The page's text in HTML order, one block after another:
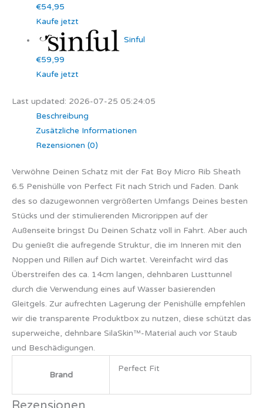
€54,95
Kaufe jetzt
Sinful
€59,99
Kaufe jetzt
Last updated: 2026-07-25 05:24:05
Beschreibung
Zusätzliche Informationen
Rezensionen (0)
Verwöhne Deinen Schatz mit der Fat Boy Micro Rib Sheath
6.5 Penishülle von Perfect Fit nach Strich und Faden. Dank
des so dazugewonnen vergrößerten Umfangs Deines besten
Stücks und der stimulierenden Microrippen auf der
Außenseite bringst Du Deinen Schatz voll in Fahrt. Aber auch
Du genießt die aufregende Struktur, die im Inneren mit den
Noppen und Rillen auf Dich wartet. Vereinfacht wird das
Überstreifen des ca. 14cm langen, dehnbaren Lusttunnel
durch die Verwendung eines auf Wasser basierenden
Gleitgels. Zur aufrechten Lagerung der Penishülle empfehlen
wir die transparente Produktbox zu nutzen, diese schützt das
superweiche, dehnbare SilaSkin™-Material auch vor Staub
und Beschädigungen.
Brand
Perfect Fit